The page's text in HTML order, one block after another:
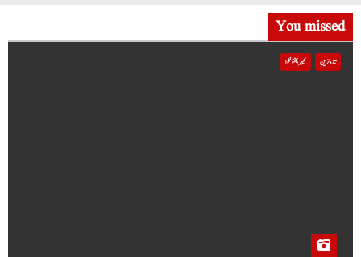
You missed
تازہ ترین خیبر پختونخوا